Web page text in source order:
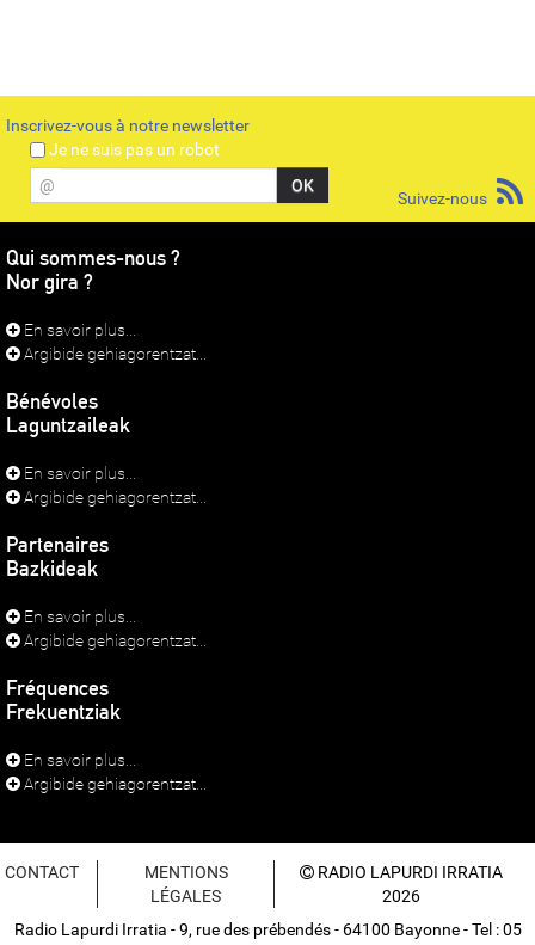
Inscrivez-vous à notre newsletter
Je ne suis pas un robot
@
Suivez-nous
Qui sommes-nous ?
Nor gira ?
En savoir plus...
Argibide gehiagorentzat...
Bénévoles
Laguntzaileak
En savoir plus...
Argibide gehiagorentzat...
Partenaires
Bazkideak
En savoir plus...
Argibide gehiagorentzat...
Fréquences
Frekuentziak
En savoir plus...
Argibide gehiagorentzat...
CONTACT
MENTIONS
LÉGALES
RADIO LAPURDI IRRATIA
2026
Radio Lapurdi Irratia - 9, rue des prébendés - 64100 Bayonne - Tel : 05